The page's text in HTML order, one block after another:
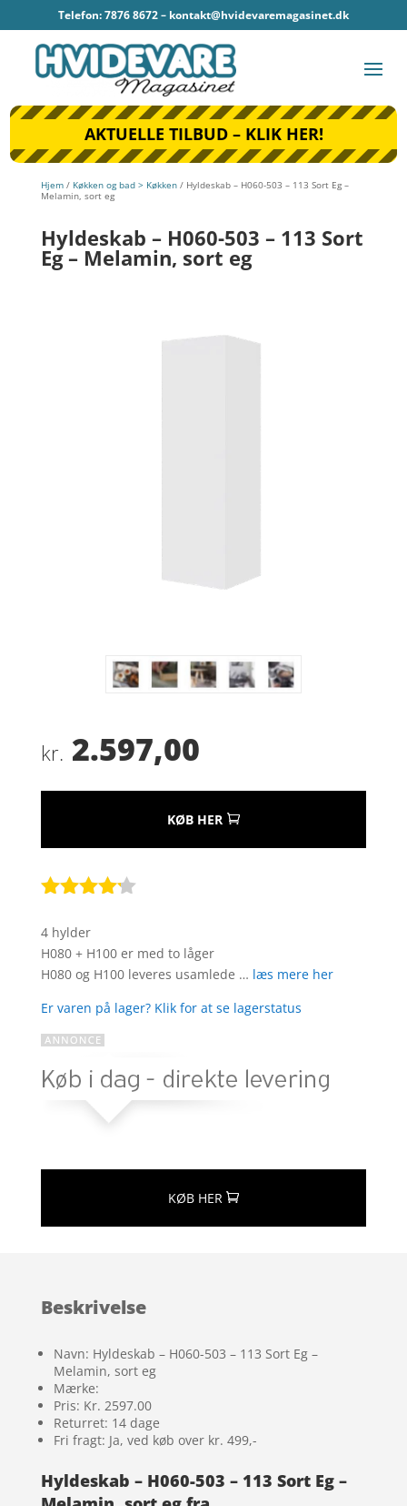
Telefon: 7876 8672 – kontakt@hvidevaremagasinet.dk
AKTUELLE TILBUD – KLIK HER!
Hjem/ Køkken og bad > Køkken/ Hyldeskab – H060-503 – 113 Sort Eg –
Melamin, sort eg
Hyldeskab – H060-503 – 113 Sort
Eg – Melamin, sort eg
kr. 2.597,00
KØB HER
som
ud af 5
baseret
på
kundebedø
mmelser
4 hylder
H080 + H100 er med to låger
H080 og H100 leveres usamlede … læs mere her
Er varen på lager? Klik for at se lagerstatus
KØB HER
Beskrivelse
Navn: Hyldeskab – H060-503 – 113 Sort Eg –
Melamin, sort eg
Mærke:
Pris: Kr. 2597.00
Returret: 14 dage
Fri fragt: Ja, ved køb over kr. 499,-
Hyldeskab – H060-503 – 113 Sort Eg –